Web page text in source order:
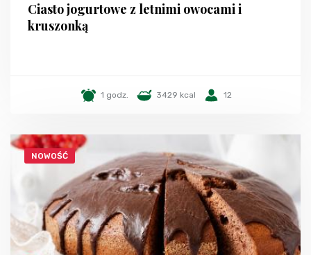
Ciasto jogurtowe z letnimi owocami i
kruszonką
1 godz. 3429 kcal 12
NOWOŚĆ